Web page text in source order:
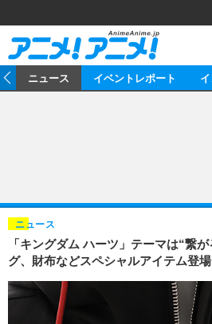
ゲーム
海外イベント
俳優・タレント
ビジネス
アニメ
書評
動画
アニメ
アニメ！アニメ！TV
連載・コラム
ニュース イベントレポート
「キングダム ハーツ」テーマは“繋
グ、財布などスペシャルアイテム登
ニュース